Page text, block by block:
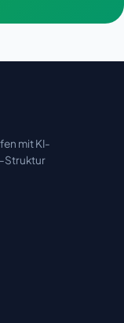
mit KI-
Struktur